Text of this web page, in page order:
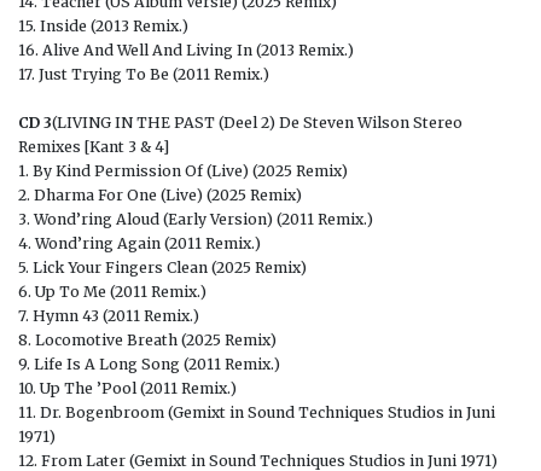
15. Inside (2013 Remix.)
16. Alive And Well And Living In (2013 Remix.)
17. Just Trying To Be (2011 Remix.)
CD 3(LIVING IN THE PAST (Deel 2) De Steven Wilson Stereo
Remixes [Kant 3 & 4]
1. By Kind Permission Of (Live) (2025 Remix)
2. Dharma For One (Live) (2025 Remix)
3. Wond’ring Aloud (Early Version) (2011 Remix.)
4. Wond’ring Again (2011 Remix.)
5. Lick Your Fingers Clean (2025 Remix)
6. Up To Me (2011 Remix.)
7. Hymn 43 (2011 Remix.)
8. Locomotive Breath (2025 Remix)
9. Life Is A Long Song (2011 Remix.)
10. Up The ’Pool (2011 Remix.)
11. Dr. Bogenbroom (Gemixt in Sound Techniques Studios in Juni
1971)
12. From Later (Gemixt in Sound Techniques Studios in Juni 1971)